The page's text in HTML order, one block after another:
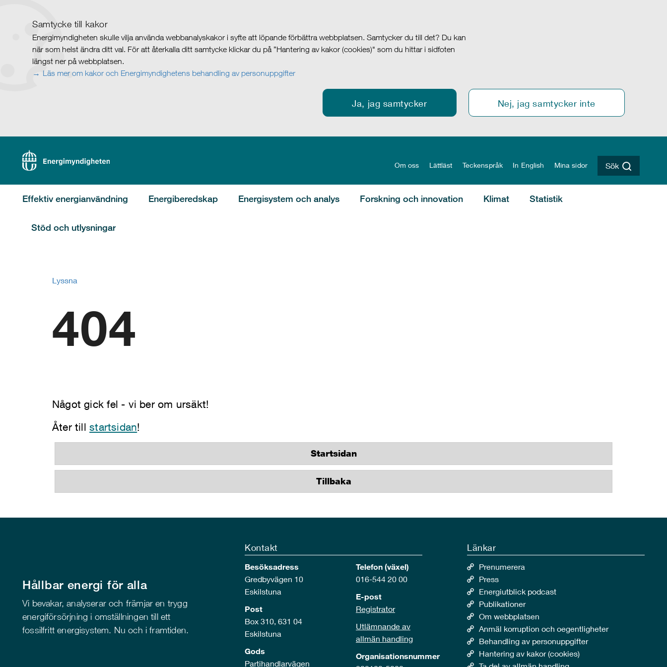
Samtycke till kakor
Energimyndigheten skulle vilja använda webbanalyskakor i syfte att löpande förbättra webbplatsen. Samtycker du till det? Du kan
när som helst ändra ditt val. För att återkalla ditt samtycke klickar du på ”Hantering av kakor (cookies)" som du hittar i sidfoten
längst ner på webbplatsen.
Läs mer om kakor och Energimyndighetens behandling av personuppgifter
Ja, jag samtycker Nej, jag samtycker inte
Om oss Lättläst Teckenspråk In English Mina sidor Sök
Effektiv energianvändning Energiberedskap Energisystem och analys Forskning och innovation Klimat Statistik
Stöd och utlysningar
Lyssna
404
Något gick fel - vi ber om ursäkt!
Åter tillstartsidan!
Startsidan
Tillbaka
Hållbar energi för alla
Vi bevakar, analyserar och främjar en trygg
energiförsörjning i omställningen till ett
fossilfritt energisystem. Nu och i framtiden.
Kontakt
Besöksadress
Gredbyvägen 10
Eskilstuna
Post
Box 310, 631 04
Eskilstuna
Gods
Partihandlarvägen
Telefon (växel)
016-544 20 00
E-post
Registrator
Utlämnande av
allmän handling
Organisationsnummer
Länkar
Prenumerera
Press
Energiutblick podcast
Publikationer
Om webbplatsen
Anmäl korruption och oegentligheter
Behandling av personuppgifter
Hantering av kakor (cookies)